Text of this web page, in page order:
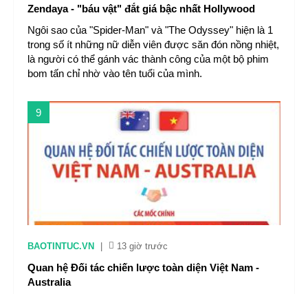
Zendaya - "báu vật" đắt giá bậc nhất Hollywood
Ngôi sao của "Spider-Man" và "The Odyssey" hiện là 1
trong số ít những nữ diễn viên được săn đón nồng nhiệt,
là người có thể gánh vác thành công của một bộ phim
bom tấn chỉ nhờ vào tên tuổi của mình.
9
BAOTINTUC.VN 13 giờ trước
Quan hệ Đối tác chiến lược toàn diện Việt Nam -
Australia